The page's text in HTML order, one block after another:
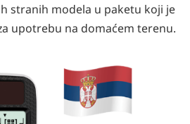
stranih modela u paketu koji je
upotrebu na domaćem terenu.